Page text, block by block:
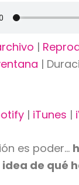
|
|
| iTunes |
es poder…
de qué